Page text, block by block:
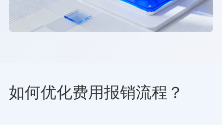
如何优化费用报销流程？